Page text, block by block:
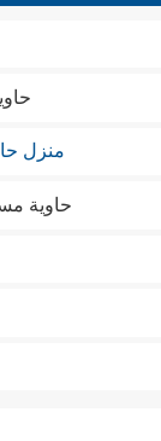
منزل
حاوية